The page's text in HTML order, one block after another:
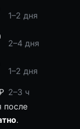
1–2 дня
2–4 дня
1–2 дня
2–3 ч
после
.